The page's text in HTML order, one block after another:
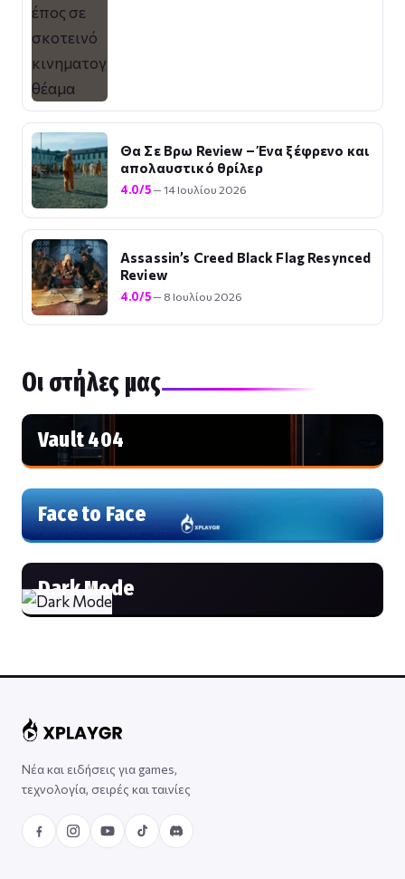
Θα Σε Βρω Review – Ένα ξέφρενο και
απολαυστικό θρίλερ
4.0/5— 14 Ιουλίου 2026
Assassin’s Creed Black Flag Resynced
Review
4.0/5— 8 Ιουλίου 2026
Οι στήλες μας
Vault 404
Face to Face
Dark Mode
Νέα και ειδήσεις για games,
τεχνολογία, σειρές και ταινίες